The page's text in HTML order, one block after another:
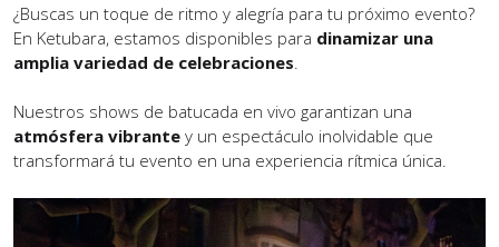
¿Buscas un toque de ritmo y alegría para tu próximo evento?
En Ketubara, estamos disponibles para dinamizar una
amplia variedad de celebraciones
Nuestros shows de batucada en vivo garantizan una
atmósfera vibrante y un espectáculo inolvidable que
transformará tu evento en una experiencia rítmica única.